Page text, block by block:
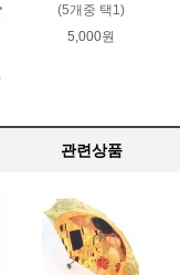
(5개중 택1)
5,000원
관련상품